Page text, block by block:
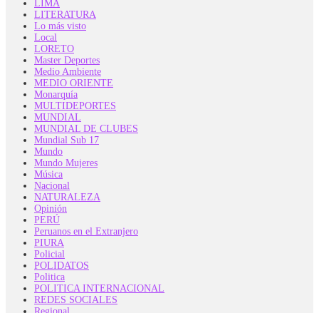
LIMA
LITERATURA
Lo más visto
Local
LORETO
Master Deportes
Medio Ambiente
MEDIO ORIENTE
Monarquía
MULTIDEPORTES
MUNDIAL
MUNDIAL DE CLUBES
Mundial Sub 17
Mundo
Mundo Mujeres
Música
Nacional
NATURALEZA
Opinión
PERÚ
Peruanos en el Extranjero
PIURA
Policial
POLIDATOS
Politica
POLITICA INTERNACIONAL
REDES SOCIALES